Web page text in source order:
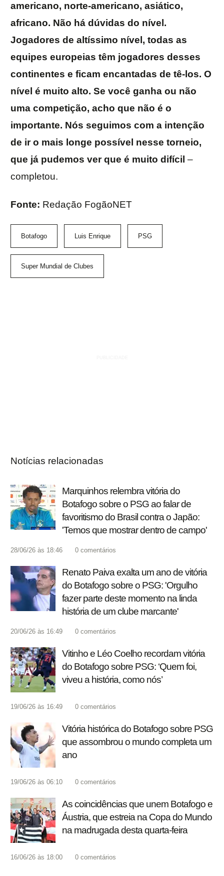
americano, norte-americano, asiático,
africano. Não há dúvidas do nível.
Jogadores de altíssimo nível, todas as
equipes europeias têm jogadores desses
continentes e ficam encantadas de tê-los. O
nível é muito alto. Se você ganha ou não
uma competição, acho que não é o
importante. Nós seguimos com a intenção
de ir o mais longe possível nesse torneio,
que já pudemos ver que é muito difícil –
completou.
Fonte: Redação FogãoNET
Botafogo Luis Enrique PSG
Super Mundial de Clubes
Notícias relacionadas
Marquinhos relembra vitória do
Botafogo sobre o PSG ao falar de
favoritismo do Brasil contra o Japão:
'Temos que mostrar dentro de campo'
28/06/26 às 18:46 0 comentários
Renato Paiva exalta um ano de vitória
do Botafogo sobre o PSG: 'Orgulho
fazer parte deste momento na linda
história de um clube marcante'
20/06/26 às 16:49 0 comentários
Vitinho e Léo Coelho recordam vitória
do Botafogo sobre PSG: ‘Quem foi,
viveu a história, como nós’
19/06/26 às 16:49 0 comentários
Vitória histórica do Botafogo sobre PSG
que assombrou o mundo completa um
ano
19/06/26 às 06:10 0 comentários
As coincidências que unem Botafogo e
Áustria, que estreia na Copa do Mundo
na madrugada desta quarta-feira
16/06/26 às 18:00 0 comentários